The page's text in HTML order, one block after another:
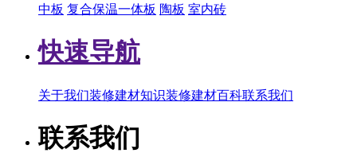
中板 复合保温一体板 陶板 室内砖
快速导航
关于我们装修建材知识装修建材百科联系我们
联系我们